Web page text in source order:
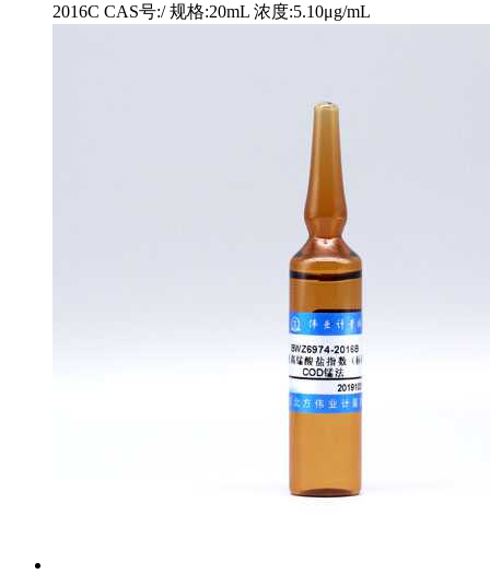
2016C CAS号:/ 规格:20mL 浓度:5.10μg/mL